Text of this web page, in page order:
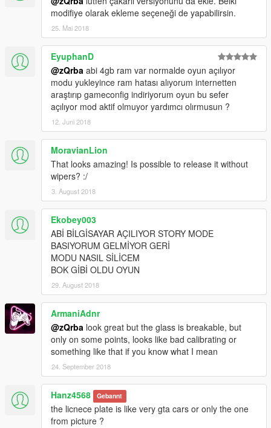
modifiye olarak ekleme seçeneği de yapabilirsin.
25. Mai 2018
EyuphanD
@zQrba abi 4gb ram var normalde oyun açılıyor
modu yukleyince ram hatası alıyorum internetten
araştırıp gameconfig indiriyorum oyun bu sefer
açılıyor mod aktif olmuyor yardımcı olırmusun ?
12. Juni 2018
MoravianLion
That looks amazing! Is possible to release it without
wipers? :/
3. August 2018
Ekobey003
ABİ BİLGİSAYAR AÇILIYOR STORY MODE
BASIYORUM GELMİYOR GERİ
MODU NASIL SİLİCEM
BOK GİBİ OLDU OYUN
29. August 2018
ArmaniAdnr
@zQrba look great but the glass is breakable, but
only on some points, looks like bad calibrating or
something like that if you know what I mean
24. September 2018
Hanz4568 Gebannt
the licnece plate is like very gta cars or only the one
from picture ?